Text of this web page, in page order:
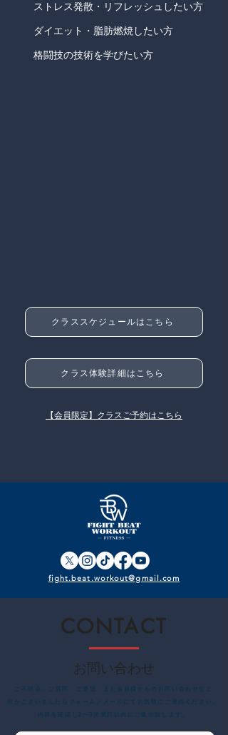
ストレス発散・リフレッシュしたい方
ダイエット・脂肪燃焼したい方
格闘技の技術を学びたい方
クラススケジュールはこちら
クラス体験詳細はこちら
【会員限定】​クラスご予約はこちら
fight.beat.workout@gmail.com
CONTACT
お問い合わせ
​ご不明点、ご質問、ご要望、また会員様からのお問い合わせなど
何かございましたらフォーム／メールにてお気軽にご連絡ください。
内容を確認し2〜3営業日以内にご返信致します。